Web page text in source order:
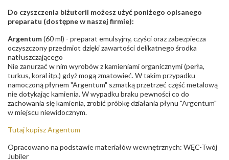
Do czyszczenia biżuterii możesz użyć poniżego opisanego
preparatu (dostępne w naszej firmie):
Argentum(60 ml) - preparat emulsyjny, czyści oraz zabezpiecza
oczyszczony przedmiot dzięki zawartości delikatnego środka
natłuszczającego
Nie zanurzać w nim wyrobów z kamieniami organicznymi (perła,
turkus, koral itp.) gdyż mogą zmatowieć. W takim przypadku
namoczoną płynem "Argentum" szmatką przetrzeć część metalową
nie dotykając kamienia. W wypadku braku pewności co do
zachowania się kamienia, zrobić próbkę działania płynu "Argentum"
w miejscu niewidocznym.
Tutaj kupisz Argentum
Opracowano na podstawie materiałów wewnętrznych: WĘC-Twój
Jubiler